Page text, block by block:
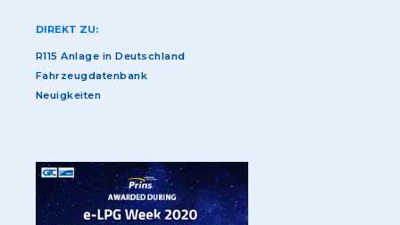
DIREKT ZU:
R115 Anlage in Deutschland
Fahrzeugdatenbank
Neuigkeiten